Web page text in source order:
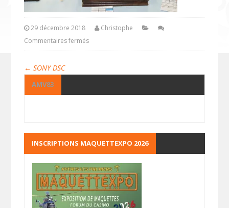
29 décembre 2018
Christophe
Commentaires fermés
← SONY DSC
AMV83
INSCRIPTIONS MAQUETTEXPO 2026